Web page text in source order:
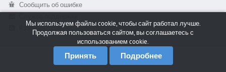
Сообщить об ошибке
RSS
Мы используем файлы cookie, чтобы сайт работал лучше.
Продолжая пользоваться сайтом, вы соглашаетесь с
использованием cookie.
Принять Подробнее